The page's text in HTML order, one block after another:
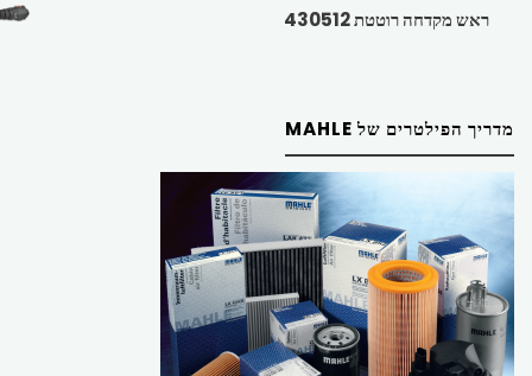
ראש מקדחה רוטטת 430512
מדריך הפילטרים של MAHLE